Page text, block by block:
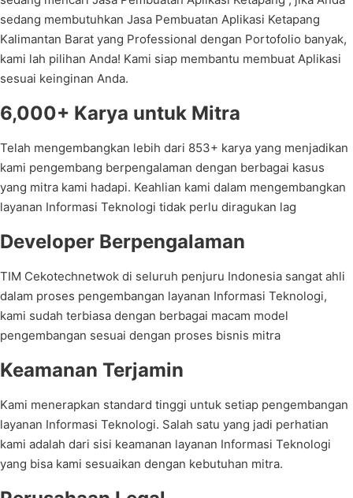
sedang membutuhkan Jasa Pembuatan Aplikasi Ketapang
Kalimantan Barat yang Professional dengan Portofolio banyak,
kami lah pilihan Anda! Kami siap membantu membuat Aplikasi
sesuai keinginan Anda.
6,000+ Karya untuk Mitra
Telah mengembangkan lebih dari 853+ karya yang menjadikan
kami pengembang berpengalaman dengan berbagai kasus
yang mitra kami hadapi. Keahlian kami dalam mengembangkan
layanan Informasi Teknologi tidak perlu diragukan lag
Developer Berpengalaman
TIM Cekotechnetwok di seluruh penjuru Indonesia sangat ahli
dalam proses pengembangan layanan Informasi Teknologi,
kami sudah terbiasa dengan berbagai macam model
pengembangan sesuai dengan proses bisnis mitra
Keamanan Terjamin
Kami menerapkan standard tinggi untuk setiap pengembangan
layanan Informasi Teknologi. Salah satu yang jadi perhatian
kami adalah dari sisi keamanan layanan Informasi Teknologi
yang bisa kami sesuaikan dengan kebutuhan mitra.